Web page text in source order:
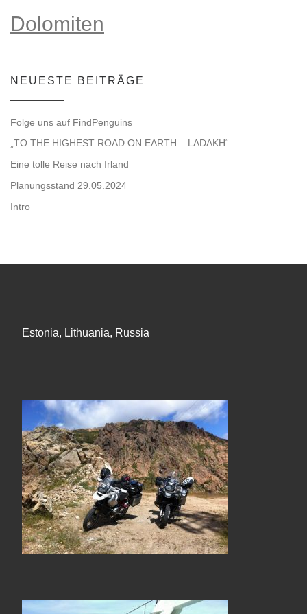
Dolomiten
NEUESTE BEITRÄGE
Folge uns auf FindPenguins
„TO THE HIGHEST ROAD ON EARTH – LADAKH“
Eine tolle Reise nach Irland
Planungsstand 29.05.2024
Intro
Estonia, Lithuania, Russia